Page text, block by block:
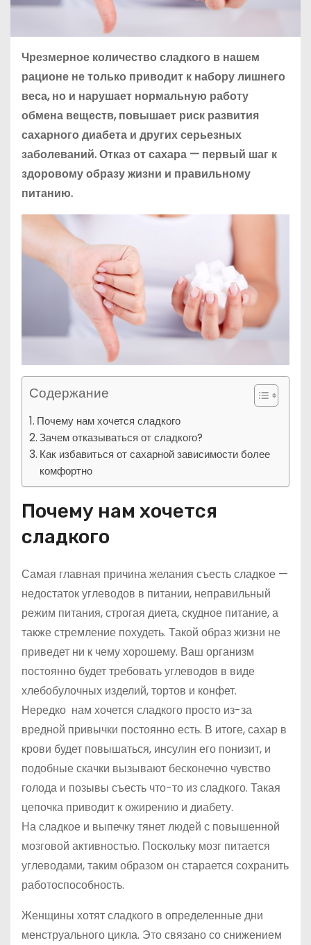
Чрезмерное количество сладкого в нашем
рационе не только приводит к набору лишнего
веса, но и нарушает нормальную работу
обмена веществ, повышает риск развития
сахарного диабета и других серьезных
заболеваний. Отказ от сахара — первый шаг к
здоровому образу жизни и правильному
питанию.
Содержание
Почему нам хочется сладкого
Зачем отказываться от сладкого?
Как избавиться от сахарной зависимости более
комфортно
Почему нам хочется
сладкого
Самая главная причина желания съесть сладкое —
недостаток углеводов в питании, неправильный
режим питания, строгая диета, скудное питание, а
также стремление похудеть. Такой образ жизни не
приведет ни к чему хорошему. Ваш организм
постоянно будет требовать углеводов в виде
хлебобулочных изделий, тортов и конфет.
Нередко нам хочется сладкого просто из-за
вредной привычки постоянно есть. В итоге, сахар в
крови будет повышаться, инсулин его понизит, и
подобные скачки вызывают бесконечно чувство
голода и позывы съесть что-то из сладкого. Такая
цепочка приводит к ожирению и диабету.
На сладкое и выпечку тянет людей с повышенной
мозговой активностью. Поскольку мозг питается
углеводами, таким образом он старается сохранить
работоспособность.
Женщины хотят сладкого в определенные дни
менструального цикла. Это связано со снижением